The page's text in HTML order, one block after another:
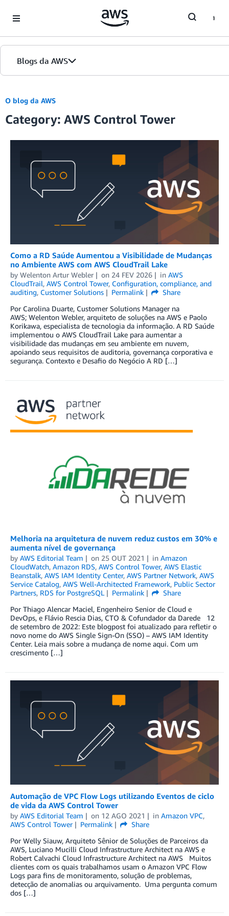
Blogs da AWS
Página inicial
Edições
O blog da AWS
Category: AWS Control Tower
Como a RD Saúde Aumentou a Visibilidade de Mudanças
no Ambiente AWS com AWS CloudTrail Lake
by Welenton Artur Webler on 24 FEV 2026 in AWS
CloudTrail, AWS Control Tower, Configuration, compliance, and
auditing, Customer Solutions Permalink
Share
Por Carolina Duarte, Customer Solutions Manager na
AWS; Welenton Webler, arquiteto de soluções na AWS e Paolo
Korikawa, especialista de tecnologia da informação. A RD Saúde
implementou o AWS CloudTrail Lake para aumentar a
visibilidade das mudanças em seu ambiente em nuvem,
apoiando seus requisitos de auditoria, governança corporativa e
segurança. Contexto e Desafio do Negócio A RD […]
Melhoria na arquitetura de nuvem reduz custos em 30% e
aumenta nível de governança
by AWS Editorial Team on 25 OUT 2021 in Amazon
CloudWatch, Amazon RDS, AWS Control Tower, AWS Elastic
Beanstalk, AWS IAM Identity Center, AWS Partner Network, AWS
Service Catalog, AWS Well-Architected Framework, Public Sector
Partners, RDS for PostgreSQL Permalink
Share
Por Thiago Alencar Maciel, Engenheiro Senior de Cloud e
DevOps, e Flávio Rescia Dias, CTO & Cofundador da Darede 12
de setembro de 2022: Este blogpost foi atualizado para refletir o
novo nome do AWS Single Sign-On (SSO) – AWS IAM Identity
Center. Leia mais sobre a mudança de nome aqui. Com um
crescimento […]
Automação de VPC Flow Logs utilizando Eventos de ciclo
de vida da AWS Control Tower
by AWS Editorial Team on 12 AGO 2021 in Amazon VPC,
AWS Control Tower
Permalink
Share
Por Welly Siauw, Arquiteto Sênior de Soluções de Parceiros da
AWS, Luciano Mucilli Cloud Infrastructure Architect na AWS e
Robert Calvachi Cloud Infrastructure Architect na AWS Muitos
clientes com os quais trabalhamos usam o Amazon VPC Flow
Logs para fins de monitoramento, solução de problemas,
detecção de anomalias ou arquivamento. Uma pergunta comum
dos […]